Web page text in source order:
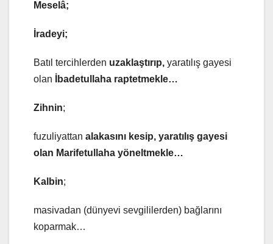
Meselâ;
İradeyi;
Batıl tercihlerden uzaklaştırıp, yaratılış gayesi
olan İbadetullaha raptetmekle…
Zihnin;
fuzuliyattan alakasını kesip, yaratılış gayesi
olan Marifetullaha yöneltmekle…
Kalbin;
masivadan (dünyevi sevgililerden) bağlarını
koparmak…